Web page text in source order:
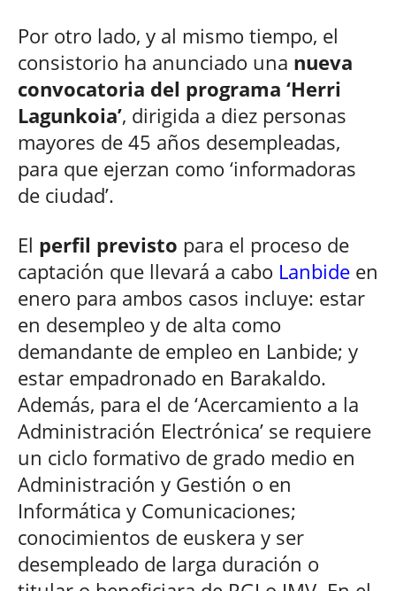
Por otro lado, y al mismo tiempo, el
consistorio ha anunciado una nueva
convocatoria del programa ‘Herri
Lagunkoia’, dirigida a diez personas
mayores de 45 años desempleadas,
para que ejerzan como ‘informadoras
de ciudad’.
El perfil previsto para el proceso de
captación que llevará a cabo Lanbide en
enero para ambos casos incluye: estar
en desempleo y de alta como
demandante de empleo en Lanbide; y
estar empadronado en Barakaldo.
Además, para el de ‘Acercamiento a la
Administración Electrónica’ se requiere
un ciclo formativo de grado medio en
Administración y Gestión o en
Informática y Comunicaciones;
conocimientos de euskera y ser
desempleado de larga duración o